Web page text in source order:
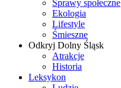
Sprawy społeczne
Ekologia
Lifestyle
Śmieszne
Odkryj Dolny Śląsk
Atrakcje
Historia
Leksykon